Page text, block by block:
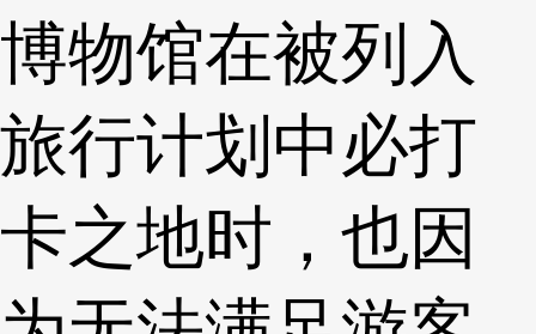
博物馆在被列入
旅行计划中必打
卡之地时，也因